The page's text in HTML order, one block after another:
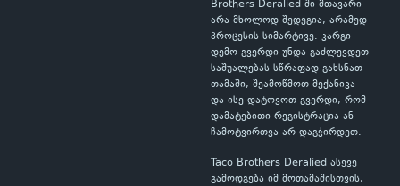
Brothers Deralied-ში მთავარი
არა მხოლოდ შედეგია, არამედ
პროცესის სიმარტივე. კარგი
დემო გვერდი უნდა გაძლევდეთ
საშუალებას სწრაფად გახსნათ
თამაში, შეამოწმოთ მექანიკა
და ისე დატოვოთ გვერდი, რომ
დამატებითი რეგისტრაცია ან
ჩამოტვირთვა არ დაგჭირდეთ.
Taco Brothers Deralied ასევე
გამოდგება იმ მოთამაშისთვის,